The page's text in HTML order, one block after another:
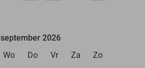
september 2026
Wo Do Vr Za Zo